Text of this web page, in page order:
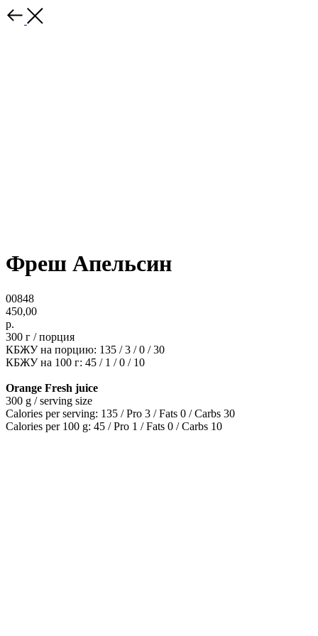
Фреш Апельсин
00848
450,00
р.
300 г / порция
КБЖУ на порцию: 135 / 3 / 0 / 30
КБЖУ на 100 г: 45 / 1 / 0 / 10
Orange Fresh juice
300 g / serving size
Calories per serving: 135 / Pro 3 / Fats 0 / Carbs 30
Calories per 100 g: 45 / Pro 1 / Fats 0 / Carbs 10